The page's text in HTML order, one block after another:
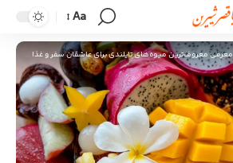
Aa
معرفی معروف‌ترین میوه‌های تایلندی برای عاشقان سفر و غذا